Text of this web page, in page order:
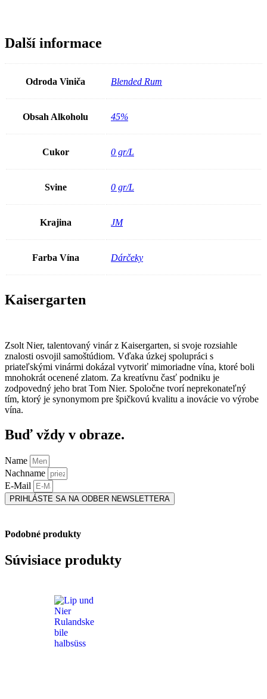
Další informace
Odroda Viniča Blended Rum
Obsah Alkoholu 45%
Cukor 0 gr/L
Svine 0 gr/L
Krajina JM
Farba Vína Dárčeky
Kaisergarten
Zsolt Nier, talentovaný vinár z Kaisergarten, si svoje rozsiahle
znalosti osvojil samoštúdiom. Vďaka úzkej spolupráci s
priateľskými vinármi dokázal vytvoriť mimoriadne vína, ktoré boli
mnohokrát ocenené zlatom. Za kreatívnu časť podniku je
zodpovedný jeho brat Tom Nier. Spoločne tvorí neprekonateľný
tím, ktorý je synonymom pre špičkovú kvalitu a inovácie vo výrobe
vína.
Buď vždy v obraze.
Name
Nachname
E-Mail
PRIHLÁSTE SA NA ODBER NEWSLETTERA
Podobné produkty
Súvisiace produkty